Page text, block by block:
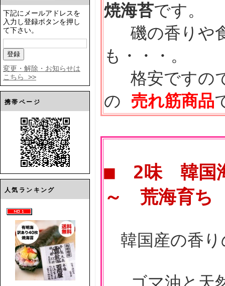
下記にメールアドレスを
入力し登録ボタンを押し
て下さい。
変更・解除・お知らせは
こちら >>
携帯ページ
人気ランキング
焼海苔です。
磯の香りや
も・・・。
格安ですの
の 売れ筋商品
■ 2味 韓国
～ 荒海育
韓国産の香り